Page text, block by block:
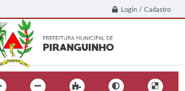
Login / Cadastro